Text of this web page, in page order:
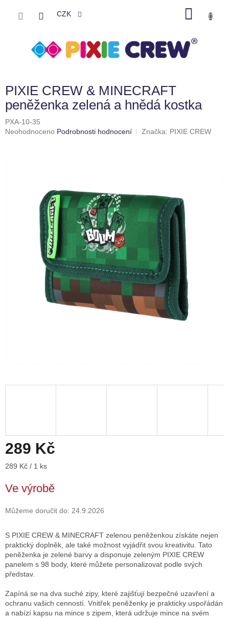
CZK
PIXIE CREW & MINECRAFT
peněženka zelená a hnědá kostka
PXA-10-35
Průměrné
Neohodnoceno Podrobnosti hodnocení Značka: PIXIE CREW
289 Kč
Měrná
289 Kč / 1 ks
Ve výrobě
Můžeme doručit do: 24.9.2026
S PIXIE CREW & MINECRAFT zelenou peněženkou získáte nejen
praktický doplněk, ale také možnost vyjádřit svou kreativitu. Tato
peněženka je zelené barvy a disponuje zeleným PIXIE CREW
panelem s 98 body, které můžete personalizovat podle svých
představ.
Zapíná se na dva suché zipy, které zajišťují bezpečné uzavření a
ochranu vašich cenností. Vnitřek peněženky je prakticky uspořádán
a nabízí kapsu na mince s zipem, která udržuje mince na svém